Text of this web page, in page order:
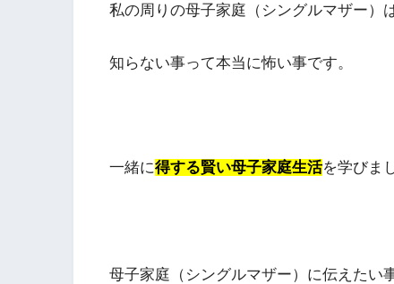
私の周りの母子家庭（シングルマザー）
知らない事って本当に怖い事です。
一緒に得する賢い母子家庭生活を学びま
母子家庭（シングルマザー）に伝えたい